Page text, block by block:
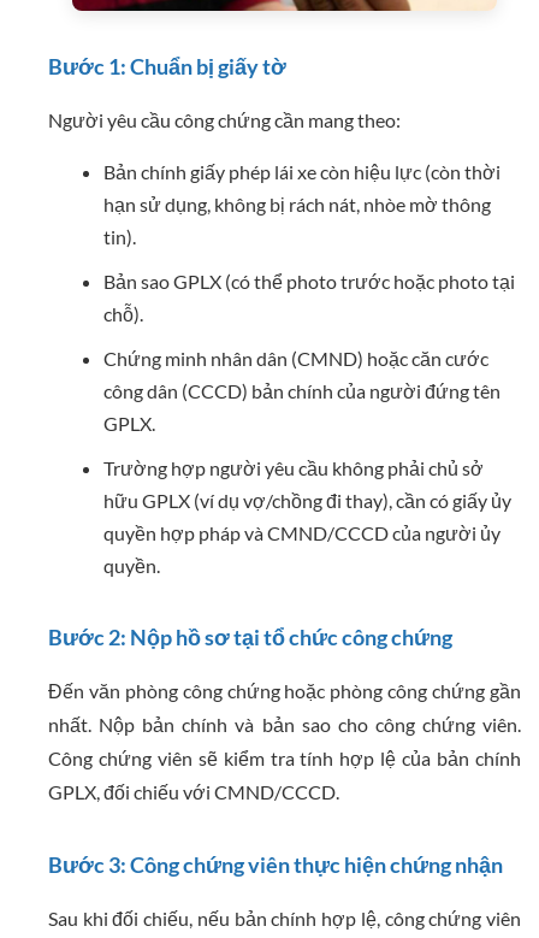
Bước 1: Chuẩn bị giấy tờ
Người yêu cầu công chứng cần mang theo:
Bản chính giấy phép lái xe còn hiệu lực (còn thời
hạn sử dụng, không bị rách nát, nhòe mờ thông
tin).
Bản sao GPLX (có thể photo trước hoặc photo tại
chỗ).
Chứng minh nhân dân (CMND) hoặc căn cước
công dân (CCCD) bản chính của người đứng tên
GPLX.
Trường hợp người yêu cầu không phải chủ sở
hữu GPLX (ví dụ vợ/chồng đi thay), cần có giấy ủy
quyền hợp pháp và CMND/CCCD của người ủy
quyền.
Bước 2: Nộp hồ sơ tại tổ chức công chứng
Đến văn phòng công chứng hoặc phòng công chứng gần
nhất. Nộp bản chính và bản sao cho công chứng viên.
Công chứng viên sẽ kiểm tra tính hợp lệ của bản chính
GPLX, đối chiếu với CMND/CCCD.
Bước 3: Công chứng viên thực hiện chứng nhận
Sau khi đối chiếu, nếu bản chính hợp lệ, công chứng viên